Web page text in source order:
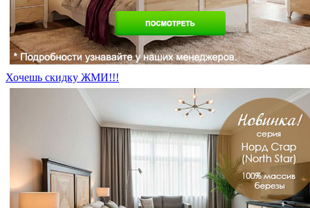
Хочешь скидку ЖМИ!!!